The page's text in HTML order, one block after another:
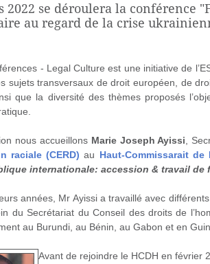
2022 se déroulera la conférence
au regard de la crise
- Legal Culture est une initiative de
sujets transversaux de droit européen, de
que la diversité des thèmes proposés
nous accueillons Marie Joseph Ayissi
raciale (CERD) au Haut-Commissarait de
internationale: accession & travail de
années, Mr Ayissi a travaillé avec
du Secrétariat du Conseil des droits de
au Burundi, au Bénin, au Gabon et en
Avant de rejoindre le HCDH en février